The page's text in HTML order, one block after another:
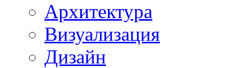
Архитектура
Визуализация
Дизайн